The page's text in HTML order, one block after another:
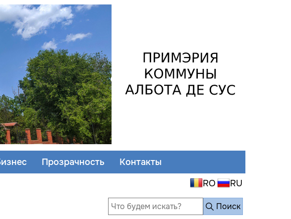
Прозрачность Контакты
Поиск